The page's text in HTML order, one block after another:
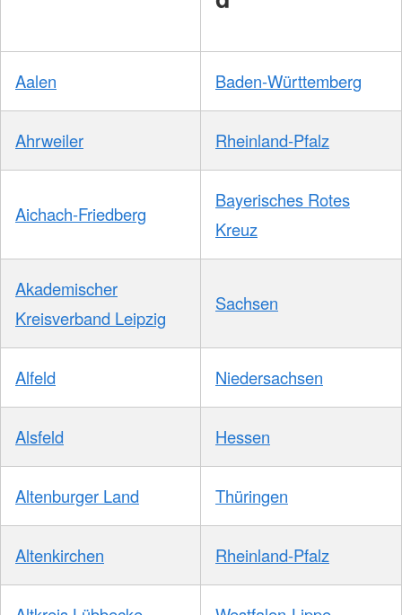
Aalen Baden-Württemberg
Ahrweiler Rheinland-Pfalz
Aichach-Friedberg
Bayerisches Rotes
Kreuz
Akademischer
Kreisverband Leipzig
Sachsen
Alfeld Niedersachsen
Alsfeld Hessen
Altenburger Land Thüringen
Altenkirchen Rheinland-Pfalz